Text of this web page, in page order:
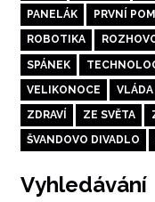
PANELÁK PRVNÍ
ROBOTIKA
SPÁNEK
VELIKONOCE VLÁDA
ZDRAVÍ ZE SVĚTA
ŠVANDOVO DIVADLO
Vyhledávání